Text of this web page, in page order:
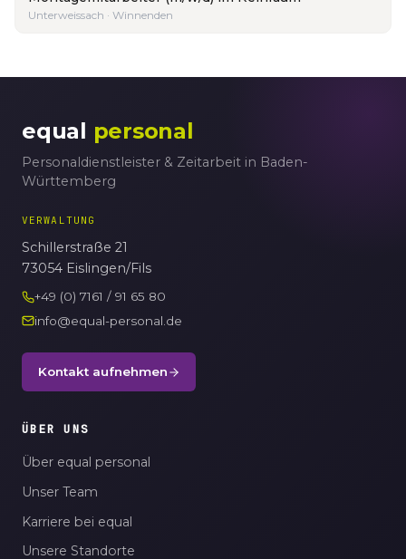
Unterweissach · Winnenden
equal personal
Personaldienstleister & Zeitarbeit in Baden-
Württemberg
VERWALTUNG
Schillerstraße 21
73054 Eislingen/Fils
+49 (0) 7161 / 91 65 80
info@equal-personal.de
Kontakt aufnehmen
ÜBER UNS
Über equal personal
Unser Team
Karriere bei equal
Unsere Standorte